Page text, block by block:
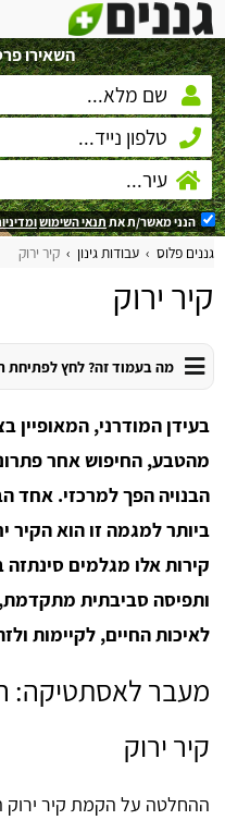
השאירו
הנני מאשר/ת אתתנאי השימוש
גננים פלוס עבודות גינון קיר ירוק
קיר ירוק
מה בעמוד זה? לחץ לפתיחת
בעידן המודרני, המאופיין
מהטבע, החיפוש אחר
הבנויה הפך למרכזי. אחד
ביותר למגמה זו הוא הקיר
קירות אלו מגלמים
ותפיסה סביבתית מתקדמת,
לאיכות החיים, לקיימות
מעבר לאסתטיקה:
קיר ירוק
ההחלטה על הקמת קיר